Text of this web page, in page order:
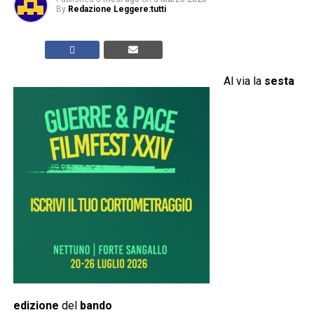
By Redazione Leggere:tutti
Al via la sesta
edizione del bando